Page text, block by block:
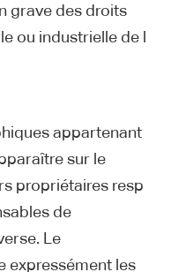
grave des droits
ou industrielle de l
appartenant
sur le
propriétaires resp
de
Le
expressément les